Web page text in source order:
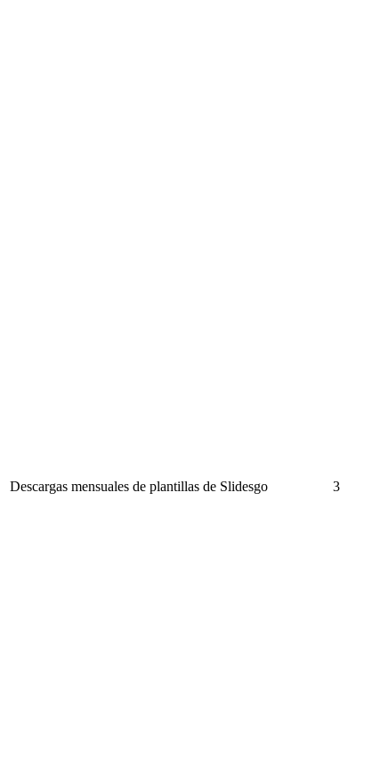
Descargas mensuales de plantillas de Slidesgo 3